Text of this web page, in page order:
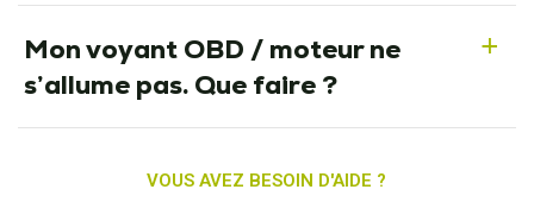
a
Mon voyant OBD / moteur ne
s’allume pas. Que faire ?
VOUS AVEZ BESOIN D'AIDE ?